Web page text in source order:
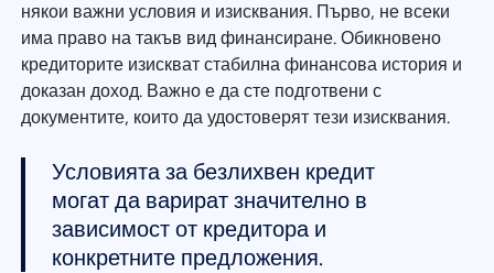
някои важни условия и изисквания. Първо, не всеки
има право на такъв вид финансиране. Обикновено
кредиторите изискват стабилна финансова история и
доказан доход. Важно е да сте подготвени с
документите, които да удостоверят тези изисквания.
Условията за безлихвен кредит
могат да варират значително в
зависимост от кредитора и
конкретните предложения.